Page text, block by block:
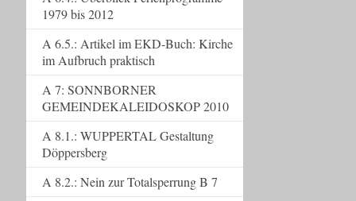
1979 bis 2012
A 6.5.: Artikel im EKD-Buch: Kirche
im Aufbruch praktisch
A 7: SONNBORNER
GEMEINDEKALEIDOSKOP 2010
A 8.1.: WUPPERTAL Gestaltung
Döppersberg
A 8.2.: Nein zur Totalsperrung B 7